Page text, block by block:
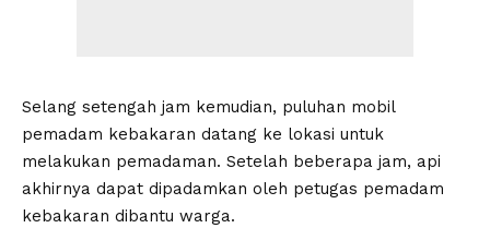
Selang setengah jam kemudian, puluhan mobil
pemadam kebakaran datang ke lokasi untuk
melakukan pemadaman. Setelah beberapa jam, api
akhirnya dapat dipadamkan oleh petugas pemadam
kebakaran dibantu warga.